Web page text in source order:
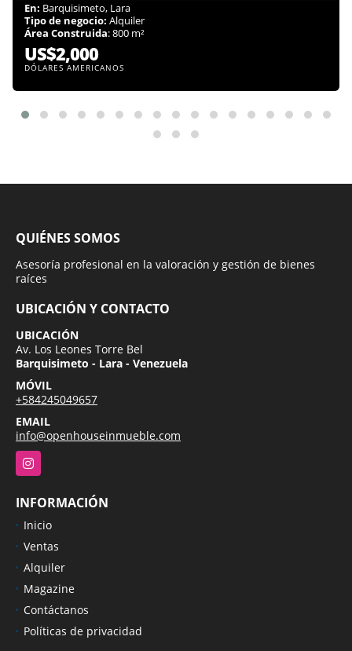
En: Barquisimeto, Lara
Tipo de negocio: Alquiler
Área Construida: 800 m²
US$2,000
DÓLARES AMERICANOS
QUIÉNES SOMOS
Asesoría profesional en la valoración y gestión de bienes
raíces
UBICACIÓN Y CONTACTO
UBICACIÓN
Av. Los Leones Torre Bel
Barquisimeto - Lara - Venezuela
MÓVIL
+584245049657
EMAIL
info@openhouseinmueble.com
Instagram
INFORMACIÓN
Inicio
Ventas
Alquiler
Magazine
Contáctanos
Políticas de privacidad